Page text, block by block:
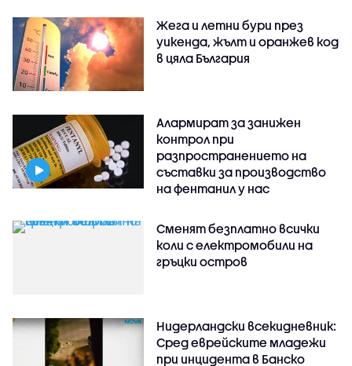
Жега и летни бури през
уикенда, жълт и оранжев код
в цяла България
Алармират за занижен
контрол при
разпространението на
съставки за производство
на фентанил у нас
Сменят безплатно всички
коли с електромобили на
гръцки остров
Нидерландски всекидневник:
Сред еврейските младежи
при инцидента в Банско